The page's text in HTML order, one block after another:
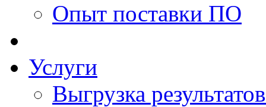
Опыт поставки ПО
Услуги
Выгрузка